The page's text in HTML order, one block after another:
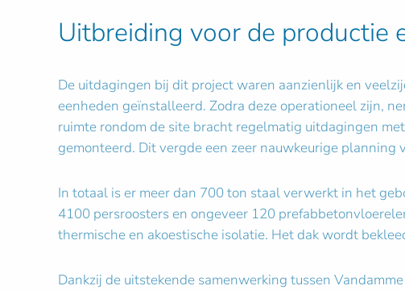
Uitbreiding voor de productie
De uitdagingen bij dit project waren aanzienlijk en
eenheden geïnstalleerd. Zodra deze operationeel zijn,
ruimte rondom de site bracht regelmatig uitdagingen
gemonteerd. Dit vergde een zeer nauwkeurige
In totaal is er meer dan 700 ton staal verwerkt in het
4100 persroosters en ongeveer 120
thermische en akoestische isolatie. Het dak wordt
Dankzij de uitstekende samenwerking tussen